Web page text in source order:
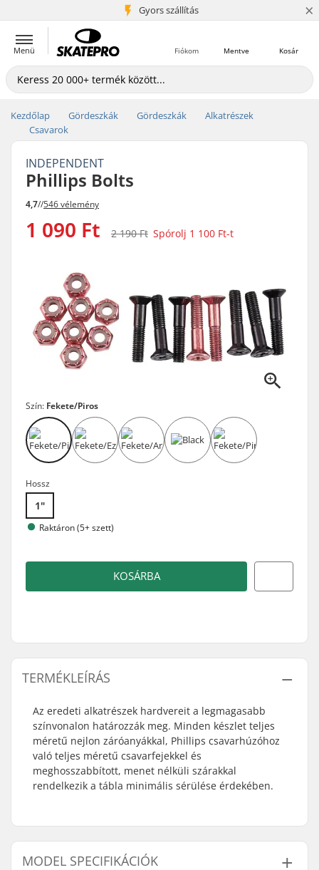
Gyors szállítás
5+ millió ügyfél ×
Menü Kosár
Mentve
Fiókom
Kezdőlap Gördeszkák Gördeszkák
Alkatrészek
Csavarok
INDEPENDENT
Phillips Bolts
4,7//546 vélemény
1 090 Ft 2 190 Ft Spórolj 1 100 Ft-t
Szín: Fekete/Piros
Hossz
1"
Raktáron (5+ szett)
KOSÁRBA
TERMÉKLEÍRÁS
Az eredeti alkatrészek hardvereit a legmagasabb
színvonalon határozzák meg. Minden készlet teljes
méretű nejlon záróanyákkal, Phillips csavarhúzóhoz
való teljes méretű csavarfejekkel és
meghosszabbított, menet nélküli szárakkal
rendelkezik a tábla minimális sérülése érdekében.
MODEL SPECIFIKÁCIÓK